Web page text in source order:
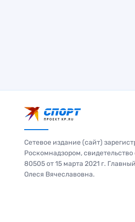
Сетевое издание (сайт)
Роскомнадзором,
80505 от 15 марта 2021 г.
Олеся Вячеславовна.